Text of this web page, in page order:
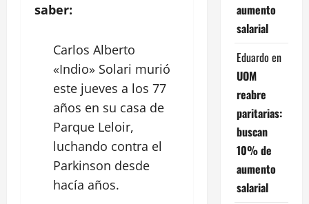
saber:
Carlos Alberto
«Indio» Solari murió
este jueves a los 77
años en su casa de
Parque Leloir,
luchando contra el
Parkinson desde
hacía años.
aumento
salarial
Eduardo en
UOM
reabre
paritarias:
buscan
10% de
aumento
salarial